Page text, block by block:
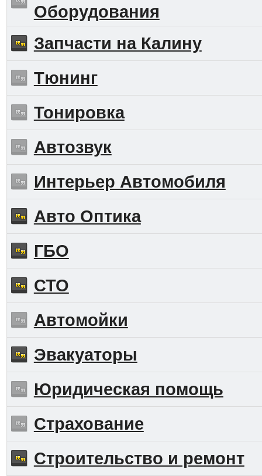
Оборудования
Запчасти на Калину
Тюнинг
Тонировка
Автозвук
Интерьер Автомобиля
Авто Оптика
ГБО
СТО
Автомойки
Эвакуаторы
Юридическая помощь
Страхование
Строительство и ремонт